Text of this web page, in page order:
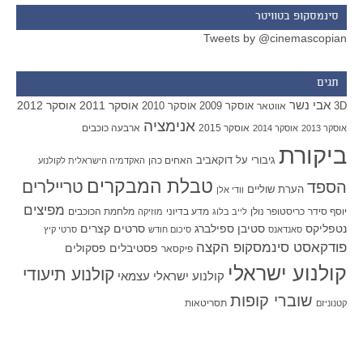
סינמסקופ בטוויטר
Tweets by @cinemascopian
תגים
3D אבי נשר אווטאר אוסקר 2009 אוסקר 2010 אוסקר 2011 אוסקר 2012
אוסקר 2013 אוסקר 2014 אוסקר 2015 אנימציה ארבעה כוכבים
ביקורת גיבורי על דוקאביב האחים כהן האקדמיה הישראלית לקולנוע
הספד הערת שוליים וודי אלן טבלת המבקרים טריילרים
יוסף סידר כריסטופר נולן לייב בלוג מדע בדיוני מוזיקה מלחמת הכוכבים מפיצים
נטפליקס סאנדאנס סטיבן ספילברג סיכום חודש סרטים קצרים סרטי קיץ
פודקאסט סינמסקופ הקצה פיקסאר פסטיבלים פסקולים
קולנוע ישראלי קולנוע ישראלי עצמאי קולנוע תיעודי
קטנוניזם שוברי קופות תסריטאות